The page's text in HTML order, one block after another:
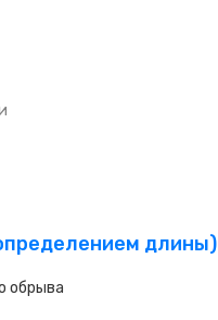
длины)
обрыва